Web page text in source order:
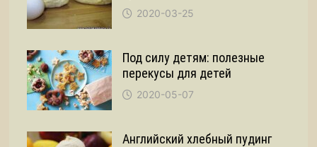
2020-03-25
Под силу детям: полезные
перекусы для детей
2020-05-07
Английский хлебный пудинг